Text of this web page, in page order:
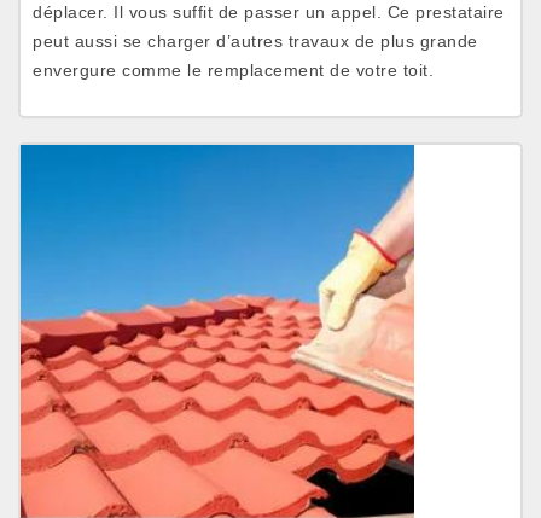
déplacer. Il vous suffit de passer un appel. Ce prestataire
peut aussi se charger d’autres travaux de plus grande
envergure comme le remplacement de votre toit.